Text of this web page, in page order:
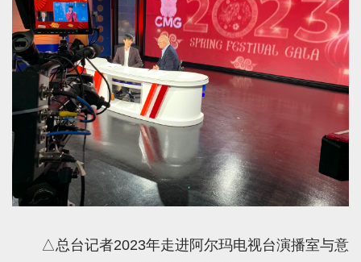
△总台记者2023年走进阿尔玛电视台演播室与意